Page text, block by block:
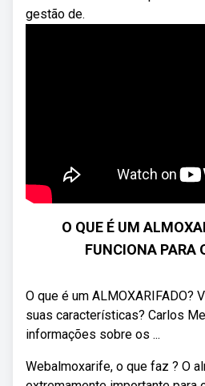
gestão de.
O QUE É UM
FUNCIONA PARA
O que é um ALMOXARIFADO?
suas características? Carlos
informações sobre os ...
Webalmoxarife, o que faz ? O